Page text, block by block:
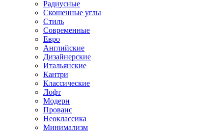
Радиусные
Скошенные углы
Стиль
Современные
Евро
Английские
Дизайнерские
Итальянские
Кантри
Классические
Лофт
Модерн
Прованс
Неоклассика
Минимализм